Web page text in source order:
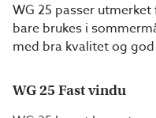
WG 25 passer
bare brukes i
med bra kvalitet og
WG 25 Fast vindu